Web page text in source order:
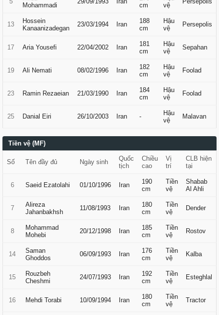
Mohammadi
cm
vệ
13
Hossein
Kanaanizadegan
23/03/1994 Iran
188
cm
Hậu
vệ
Persepolis
17 Aria Yousefi 22/04/2002 Iran
181
cm
Hậu
vệ
Sepahan
19 Ali Nemati 08/02/1996 Iran
182
cm
Hậu
vệ
Foolad
23 Ramin Rezaeian 21/03/1990 Iran
184
cm
Hậu
vệ
Foolad
25 Danial Eiri 26/10/2003 Iran -
Hậu
vệ
Malavan
Tiền vệ (MF)
Số Tên đầy đủ Ngày sinh
Quốc
tịch
Chiều
cao
Vị
trí
CLB hiện
tại
6 Saeid Ezatolahi 01/10/1996 Iran
190
cm
Tiền
vệ
Shabab
Al Ahli
7
Alireza
Jahanbakhsh
11/08/1993 Iran
180
cm
Tiền
vệ
Dender
8
Mohammad
Mohebi
20/12/1998 Iran
185
cm
Tiền
vệ
Rostov
14
Saman
Ghoddos
06/09/1993 Iran
176
cm
Tiền
vệ
Kalba
15
Rouzbeh
Cheshmi
24/07/1993 Iran
192
cm
Tiền
vệ
Esteghlal
16 Mehdi Torabi 10/09/1994 Iran
180
cm
Tiền
vệ
Tractor